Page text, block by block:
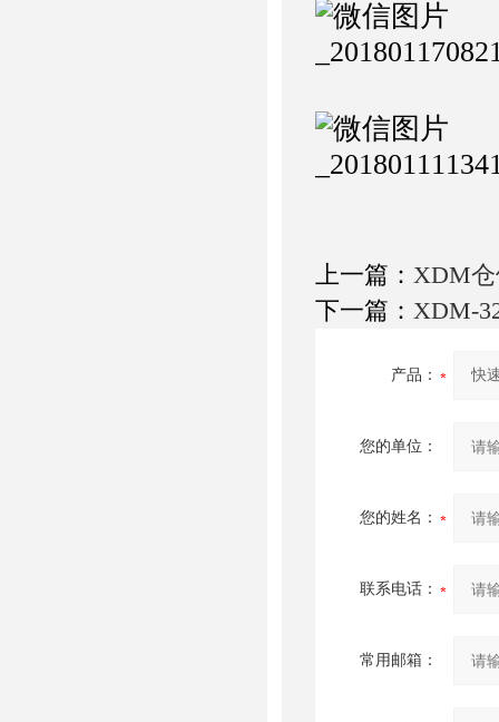
上一篇： XDM
下一篇： XDM-
产品：
您的单位：
您的姓名：
联系电话：
常用邮箱：